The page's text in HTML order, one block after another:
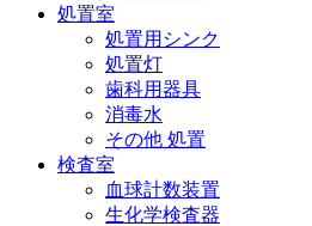
処置室
処置用シンク
処置灯
歯科用器具
消毒水
その他 処置
検査室
血球計数装置
生化学検査器